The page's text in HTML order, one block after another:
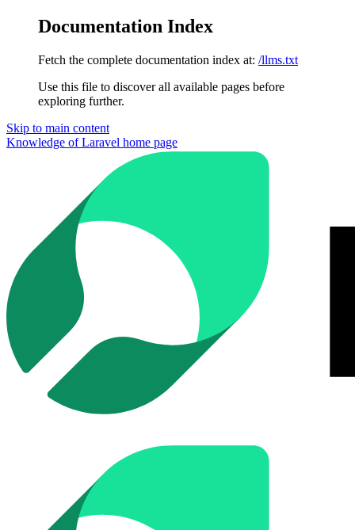
Documentation Index
Fetch the complete documentation index at: /llms.txt
Use this file to discover all available pages before
exploring further.
Skip to main content
Knowledge of Laravel home page